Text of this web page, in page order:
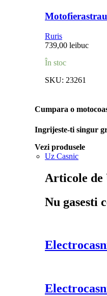
Ruris
739,00 leibuc
În stoc
SKU: 23261
Cumpara o
Ingrijeste-ti singur
Vezi produsele
Uz Casnic
Articole de
Nu gasesti